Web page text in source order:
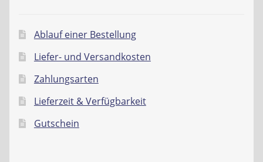
Gutschein
Batterien- und Akku Verordnung
Ablauf einer Bestellung
Liefer- und Versandkosten
Zahlungsarten
Lieferzeit & Verfügbarkeit
Gutschein